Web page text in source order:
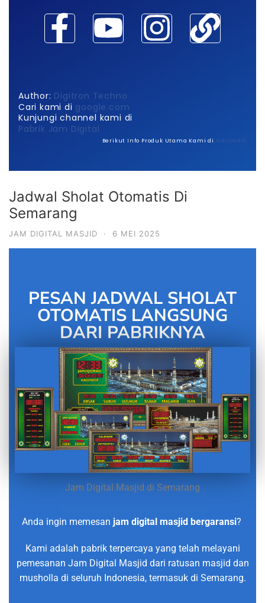
Author: Digitron Techno
Cari kami di google.com
Kunjungi channel kami di
Pabrik Jam Digital
Berikut Info Produk Utama Kami di wikipedia
Jadwal Sholat Otomatis Di
Semarang
JAM DIGITAL MASJID · 6 MEI 2025
PESAN JADWAL SHOLAT
OTOMATIS LANGSUNG
DARI PABRIKNYA
Jam Digital Masjid di Semarang
Anda ingin memesan jam digital masjid bergaransi?
Kami adalah pabrik terpercaya yang telah melayani
pemesanan Jam Digital Masjid dari ratusan masjid dan
musholla di seluruh Indonesia, termasuk di Semarang.